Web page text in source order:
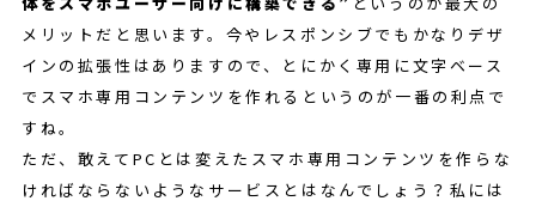
メリットだと思います。今やレスポンシブでもかなりデザ
インの拡張性はありますので、とにかく専用に文字ベース
でスマホ専用コンテンツを作れるというのが一番の利点で
すね。
ただ、敢えてPCとは変えたスマホ専用コンテンツを作らな
ければならないようなサービスとはなんでしょう？私には